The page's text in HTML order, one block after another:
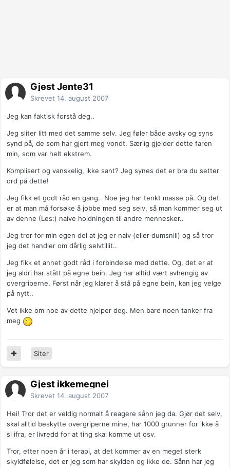
Gjest Jente31
Skrevet 14. august 2007
Jeg kan faktisk forstå deg..
Jeg sliter litt med det samme selv. Jeg føler både avsky og syns
synd på, de som har gjort meg vondt. Særlig gjelder dette faren
min, som var helt ekstrem.
Komplisert og vanskelig, ikke sant? Jeg synes det er bra du setter
ord på dette!
Jeg fikk et godt råd en gang.. Noe jeg har tenkt masse på. Og det
er at man må forsøke å jobbe med seg selv, så man kommer seg ut
av denne (Les:) naive holdningen til andre mennesker..
Jeg tror for min egen del at jeg er naiv (eller dumsnill) og så tror
jeg det handler om dårlig selvtillit..
Jeg fikk et annet godt råd i forbindelse med dette. Og, det er at
jeg aldri har stått på egne bein. Jeg har alltid vært avhengig av
overgriperne. Først når jeg klarer å stå på egne bein, kan jeg velge
på nytt..
Vet ikke om noe av dette hjelper deg. Men bare noen tanker fra
meg
Siter
Gjest ikkemegnei
Skrevet 14. august 2007
Hei! Tror det er veldig normalt å reagere sånn jeg da. Gjør det selv,
skal alltid beskytte overgriperne mine, har 1000 grunner for ikke å
si ifra, er livredd for at ting skal komme ut osv.
Tror, etter noen år i terapi, at det kommer av en meget sterk
skyldfølelse, det er jeg som har skylden og ikke de. Sånn har jeg